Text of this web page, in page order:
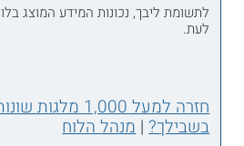
לתשומת ליבך, נכונות המידע המוצג
לעת.
חזרה למעל 1,000
בשבילך?|מנהל הלוח